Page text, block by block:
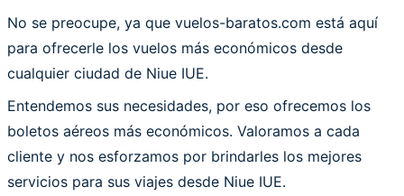
No se preocupe, ya que vuelos-baratos.com está aquí
para ofrecerle los vuelos más económicos desde
cualquier ciudad de Niue IUE.
Entendemos sus necesidades, por eso ofrecemos los
boletos aéreos más económicos. Valoramos a cada
cliente y nos esforzamos por brindarles los mejores
servicios para sus viajes desde Niue IUE.